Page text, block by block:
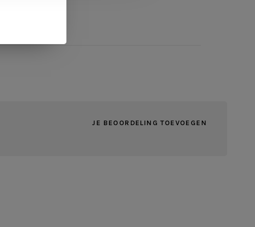
JE BEOORDELING TOEVOEGEN